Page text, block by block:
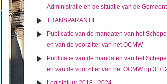
Administratie en de situatie van de
TRANSPARANTIE
Publicatie van de mandaten van het
en van de voorzitter van het OCMW
Publicatie van de mandaten van het
en van de voorzitter van het OCMW op 31/